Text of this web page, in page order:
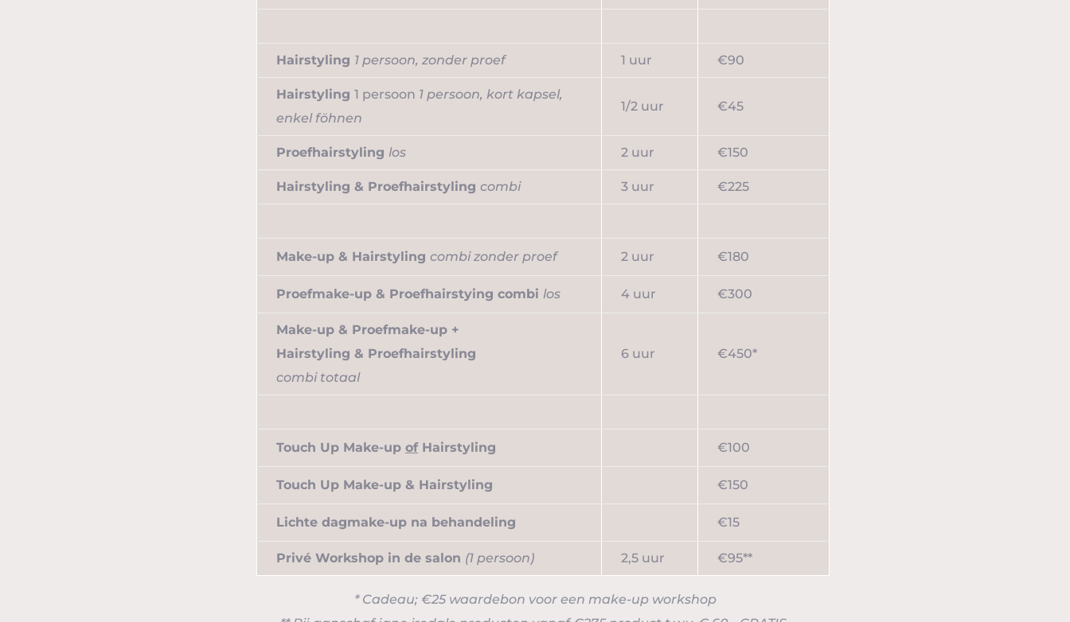
Hairstyling 1 persoon, zonder proef 1 uur €90
Hairstyling 1 persoon 1 persoon, kort kapsel,
enkel föhnen
1/2 uur €45
Proefhairstyling los 2 uur €150
Hairstyling & Proefhairstyling combi 3 uur €225
Make-up & Hairstyling combi zonder proef 2 uur €180
Proefmake-up & Proefhairstying combi los 4 uur €300
Make-up & Proefmake-up +
Hairstyling & Proefhairstyling
combi totaal
6 uur €450*
Touch Up Make-up ofHairstyling €100
Touch Up Make-up & Hairstyling €150
Lichte dagmake-up na behandeling €15
Privé Workshop in de salon (1 persoon) 2,5 uur €95**
* Cadeau; €25 waardebon voor een make-up workshop